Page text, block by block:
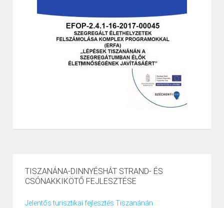
TISZANÁNA-DINNYÉSHÁT STRAND- ÉS
CSÓNAKKIKÖTŐ FEJLESZTÉSE
Jelentős turisztikai fejlesztés Tiszanánán